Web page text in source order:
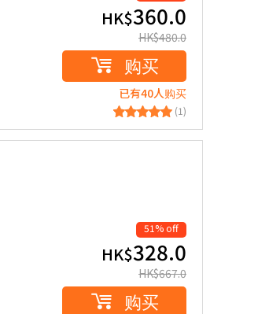
HK$360.0
HK$480.0
购买
已有40人购买
(1)
51% off
HK$328.0
HK$667.0
购买